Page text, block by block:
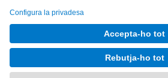
© UPCEscola Tècnica Superior
Desenvolupat amb